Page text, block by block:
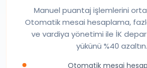
Manuel puantaj işlemlerini
Otomatik mesai hesaplama,
ve vardiya yönetimi ile İK
yükünü %40 azaltın.
Otomatik mesai